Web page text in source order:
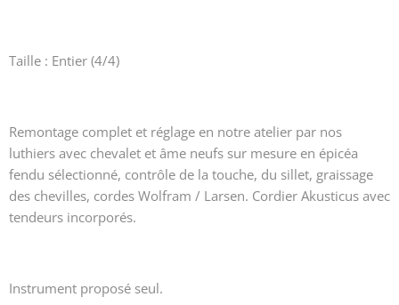
Taille : Entier (4/4)
Remontage complet et réglage en notre atelier par nos
luthiers avec chevalet et âme neufs sur mesure en épicéa
fendu sélectionné, contrôle de la touche, du sillet, graissage
des chevilles, cordes Wolfram / Larsen. Cordier Akusticus avec
tendeurs incorporés.
Instrument proposé seul.